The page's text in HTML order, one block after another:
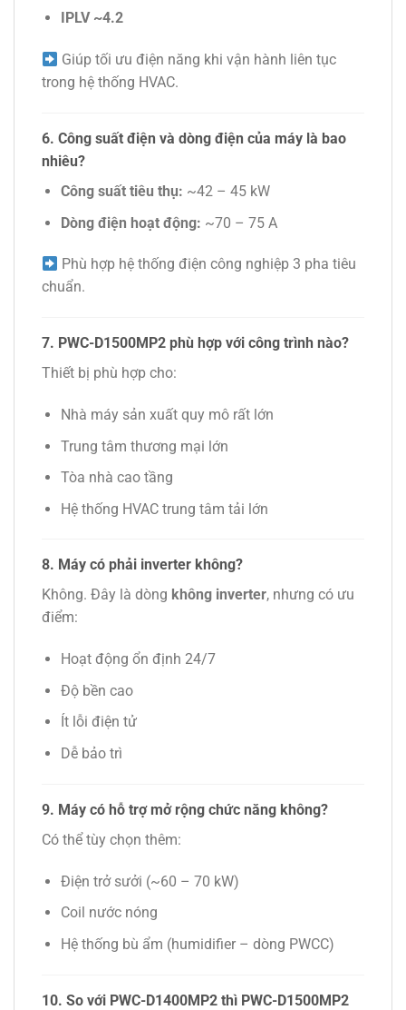
IPLV ~4.2
Giúp tối ưu điện năng khi vận hành liên tục
trong hệ thống HVAC.
6. Công suất điện và dòng điện của máy là bao
nhiêu?
Công suất tiêu thụ: ~42 – 45 kW
Dòng điện hoạt động: ~70 – 75 A
Phù hợp hệ thống điện công nghiệp 3 pha tiêu
chuẩn.
7. PWC-D1500MP2 phù hợp với công trình nào?
Thiết bị phù hợp cho:
Nhà máy sản xuất quy mô rất lớn
Trung tâm thương mại lớn
Tòa nhà cao tầng
Hệ thống HVAC trung tâm tải lớn
8. Máy có phải inverter không?
Không. Đây là dòng không inverter, nhưng có ưu
điểm:
Hoạt động ổn định 24/7
Độ bền cao
Ít lỗi điện tử
Dễ bảo trì
9. Máy có hỗ trợ mở rộng chức năng không?
Có thể tùy chọn thêm:
Điện trở sưởi (~60 – 70 kW)
Coil nước nóng
Hệ thống bù ẩm (humidifier – dòng PWCC)
10. So với PWC-D1400MP2 thì PWC-D1500MP2